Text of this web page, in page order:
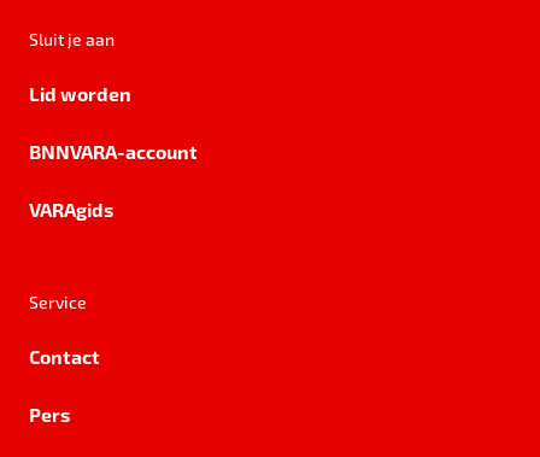
Sluit je aan
Lid worden
BNNVARA-account
VARAgids
Service
Contact
Pers